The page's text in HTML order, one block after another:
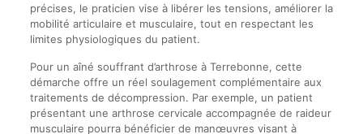
précises, le praticien vise à libérer les tensions, améliorer la
mobilité articulaire et musculaire, tout en respectant les
limites physiologiques du patient.
Pour un aîné souffrant d’arthrose à Terrebonne, cette
démarche offre un réel soulagement complémentaire aux
traitements de décompression. Par exemple, un patient
présentant une arthrose cervicale accompagnée de raideur
musculaire pourra bénéficier de manœuvres visant à